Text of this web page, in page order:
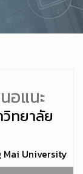
อแนะ
ทยาลัย
Mai University